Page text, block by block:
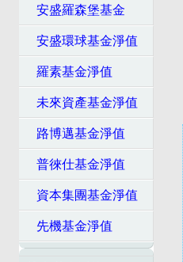
安盛羅森堡基金
安盛環球基金淨值
羅素基金淨值
未來資產基金淨值
路博邁基金淨值
普徠仕基金淨值
資本集團基金淨值
先機基金淨值